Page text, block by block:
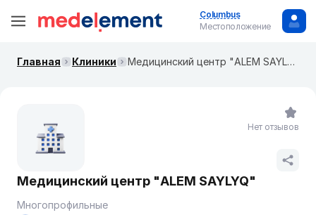
Columbus
Местоположение
Главная Клиники Медицинский центр "ALEM SAYLYQ"
Медицинский центр "ALEM SAYLYQ"
Многопрофильные
Нет отзывов